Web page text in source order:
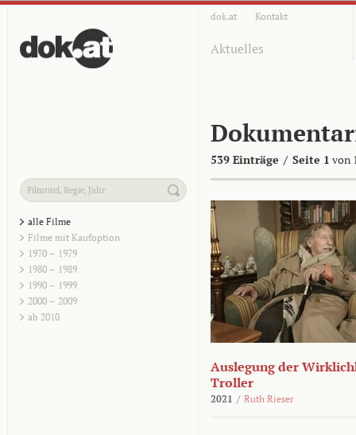
dok.at Kontakt
Aktuelles
539 Einträge / Seite 1 von
alle Filme
Filme mit Kaufoption
1970 – 1979
1980 – 1989
1990 – 1999
2000 – 2009
ab 2010
Auslegung der
Troller
2021 / Ruth Rieser